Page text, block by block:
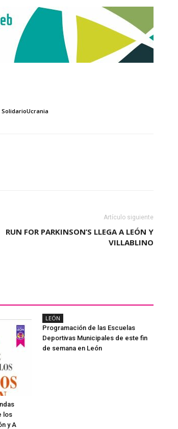
SolidarioUcrania
Artículo siguiente
RUN FOR PARKINSON’S LLEGA A LEÓN Y
VILLABLINO
los
y A
LEÓN
Programación de las Escuelas
Deportivas Municipales de este fin
de semana en León